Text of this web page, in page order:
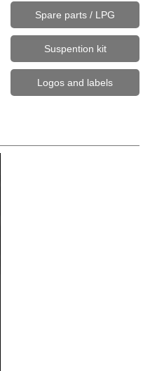
Spare parts / LPG
Suspention kit
Logos and labels